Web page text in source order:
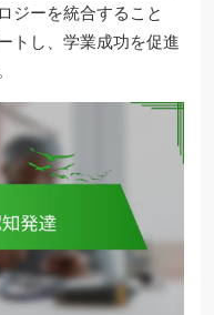
ジーを統合すること
トし、学業成功を促進